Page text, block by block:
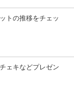
トの推移をチェッ
ェキなどプレゼン